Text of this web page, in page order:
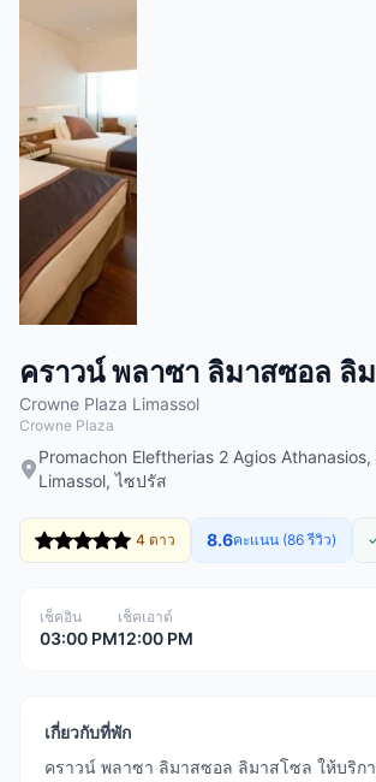
คราวน์ พลาซา ลิมาสซอล ลิ
Crowne Plaza Limassol
Crowne Plaza
Promachon Eleftherias 2 Agios
Limassol, ไซปรัส
4 ดาว 8.6คะแนน (86 รีวิว)
เช็คอิน
03:00 PM
เช็คเอาต์
12:00 PM
เกี่ยวกับที่พัก
คราวน์ พลาซา ลิมาสซอล ลิมาสโซล ให้บริก